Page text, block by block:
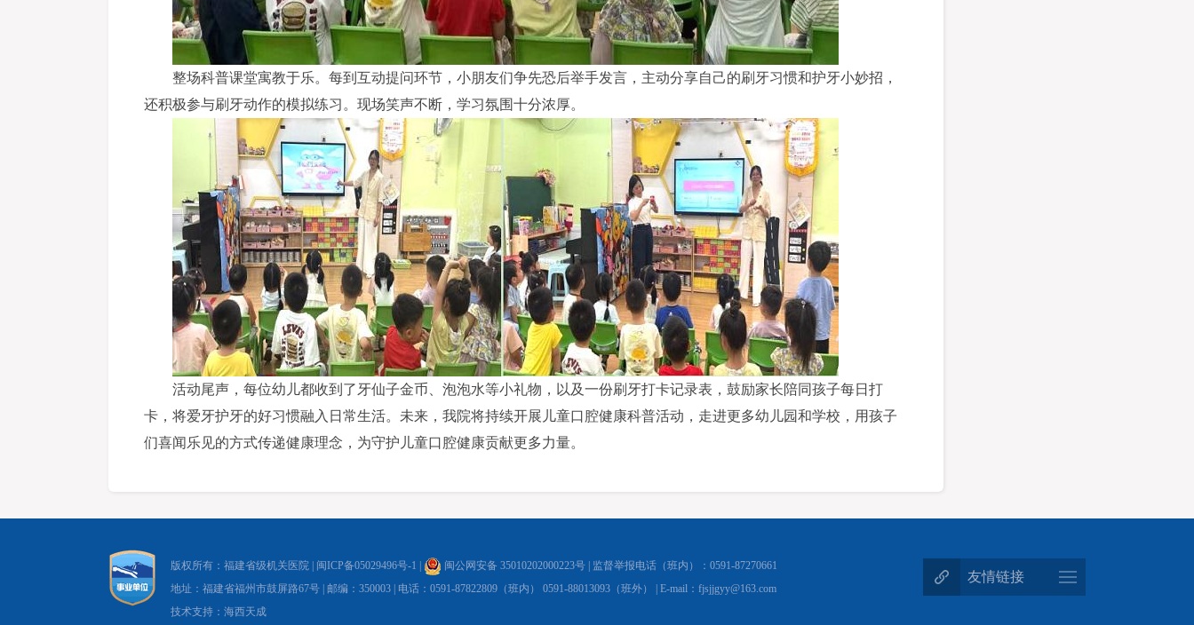
整场科普课堂寓教于乐。每到互动提问环节，小朋友们争先恐后举手发言，主动分享自己的刷牙习惯和护牙小妙招，
还积极参与刷牙动作的模拟练习。现场笑声不断，学习氛围十分浓厚。
活动尾声，每位幼儿都收到了牙仙子金币、泡泡水等小礼物，以及一份刷牙打卡记录表，鼓励家长陪同孩子每日打
卡，将爱牙护牙的好习惯融入日常生活。未来，我院将持续开展儿童口腔健康科普活动，走进更多幼儿园和学校，用孩子
们喜闻乐见的方式传递健康理念，为守护儿童口腔健康贡献更多力量。
版权所有：福建省级机关医院 | 闽ICP备05029496号-1 闽公网安备 35010202000223号 | 监督举报电话（班内）：0591-87270661
地址：福建省福州市鼓屏路67号 | 邮编：350003 | 电话：0591-87822809（班内） 0591-88013093（班外） | E-mail：fjsjjgyy@163.com
技术支持：海西天成
友情链接